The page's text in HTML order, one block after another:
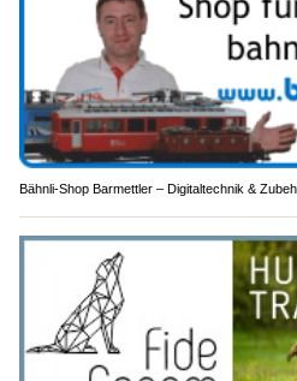
Bähnli-Shop Barmettler – Digitaltechnik &